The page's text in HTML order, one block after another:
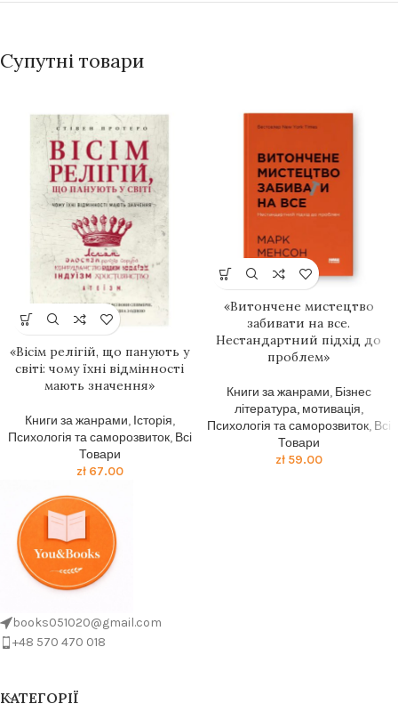
Супутні товари
«Вісім релігій, що панують у
світі: чому їхні відмінності
мають значення»
Книги за жанрами, Історія,
Психологія та саморозвиток, Всі
Товари
zł67.00
«Витончене мистецтво
забивати на все.
Нестандартний підхід до
проблем»
Книги за жанрами, Бізнес
література, мотивація,
Психологія та саморозвиток, Всі
Товари
zł59.00
books051020@gmail.com
+48 570 470 018
КАТЕГОРІЇ